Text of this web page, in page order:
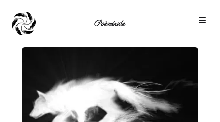
Poèméride